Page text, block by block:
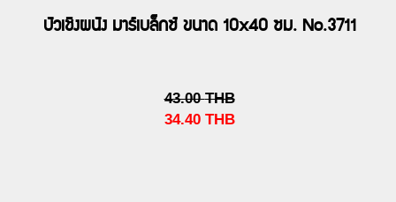
บัวเชิงผนัง มาร์เบล็กซ์ ขนาด 10x40 ซม. No.3711
43.00 THB
34.40 THB